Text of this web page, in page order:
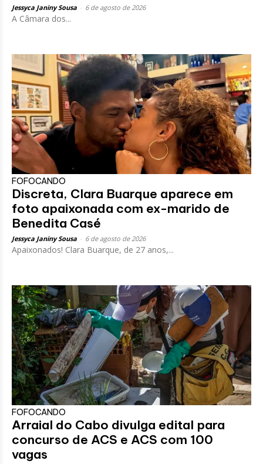
Jessyca Janiny Sousa 6 de agosto de 2026
A Câmara dos...
FOFOCANDO
Discreta, Clara Buarque aparece em
foto apaixonada com ex-marido de
Benedita Casé
Jessyca Janiny Sousa 6 de agosto de 2026
Apaixonados! Clara Buarque, de 27 anos,...
FOFOCANDO
Arraial do Cabo divulga edital para
concurso de ACS e ACS com 100
vagas